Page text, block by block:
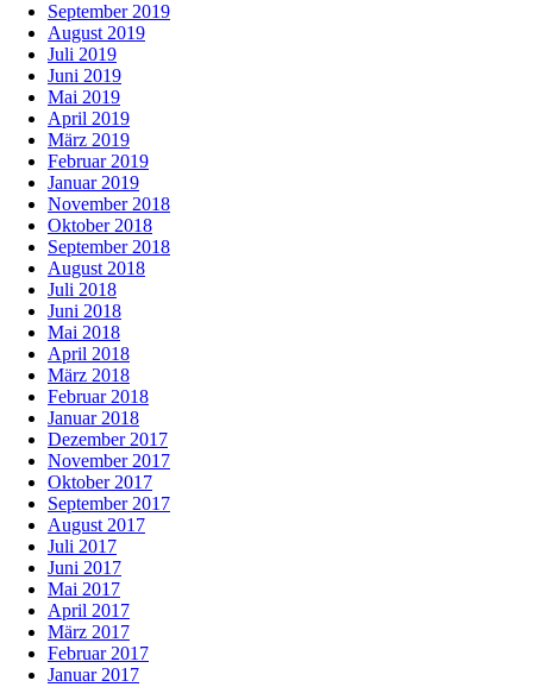
September 2019
August 2019
Juli 2019
Juni 2019
Mai 2019
April 2019
März 2019
Februar 2019
Januar 2019
November 2018
Oktober 2018
September 2018
August 2018
Juli 2018
Juni 2018
Mai 2018
April 2018
März 2018
Februar 2018
Januar 2018
Dezember 2017
November 2017
Oktober 2017
September 2017
August 2017
Juli 2017
Juni 2017
Mai 2017
April 2017
März 2017
Februar 2017
Januar 2017